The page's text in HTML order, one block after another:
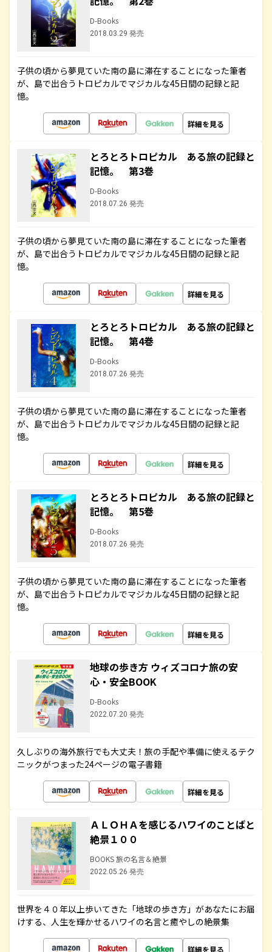
D-Books
2018.03.29 発売
子供の頃から夢見ていた南の島に滞在することになった筆者
が、島で出合うトロピカルでマジカルな45日間の記録と記
憶。
詳細を見る
とろとろトロピカル ある旅の記録と
記憶。 第3巻
D-Books
2018.07.26 発売
子供の頃から夢見ていた南の島に滞在することになった筆者
が、島で出合うトロピカルでマジカルな45日間の記録と記
憶。
詳細を見る
とろとろトロピカル ある旅の記録と
記憶。 第4巻
D-Books
2018.07.26 発売
子供の頃から夢見ていた南の島に滞在することになった筆者
が、島で出合うトロピカルでマジカルな45日間の記録と記
憶。
詳細を見る
とろとろトロピカル ある旅の記録と
記憶。 第5巻
D-Books
2018.07.26 発売
子供の頃から夢見ていた南の島に滞在することになった筆者
が、島で出合うトロピカルでマジカルな45日間の記録と記
憶。
詳細を見る
地球の歩き方 ウィズコロナ旅の安
心・安全BOOK
D-Books
2022.07.20 発売
久しぶりの海外旅行でも大丈夫！旅の手配や準備に使えるテク
ニックがつまった24ページの電子書籍
詳細を見る
ＡＬＯＨＡを感じるハワイのことばと
絶景１００
BOOKS 旅の名言＆絶景
2022.05.26 発売
世界を４０年以上歩いてきた「地球の歩き方」があなたにお届
けする、人生を輝かせるハワイの名言と癒やしの絶景集
詳細を見る